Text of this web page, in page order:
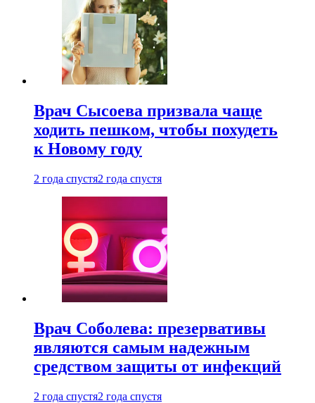
Врач Сысоева призвала чаще
ходить пешком, чтобы похудеть
к Новому году
2 года спустя2 года спустя
Врач Соболева: презервативы
являются самым надежным
средством защиты от инфекций
2 года спустя2 года спустя